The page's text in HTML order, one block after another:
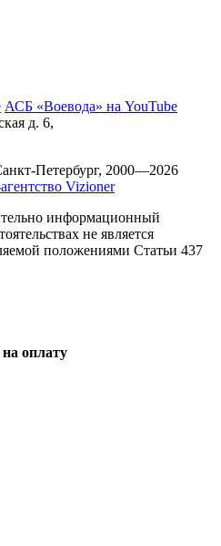
АСБ «Воевода» на YouTube
д. 6,
Петербург, 2000—2026
Vizioner
информационный
не является
положениями Статьи 437
оплату